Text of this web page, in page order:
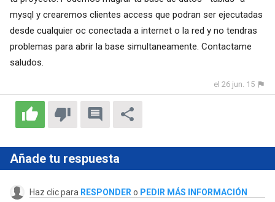
mysql y crearemos clientes access que podran ser ejecutadas
desde cualquier oc conectada a internet o la red y no tendras
problemas para abrir la base simultaneamente. Contactame
saludos.
el 26 jun. 15
Añade tu respuesta
Haz clic para RESPONDER o PEDIR MÁS INFORMACIÓN